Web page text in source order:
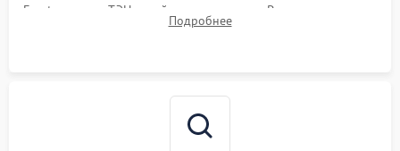
Frost, включая ТЭН оттайки и вентилятор. Ремонт или замена
платы управления при сбоях алгоритмов.
Подробнее